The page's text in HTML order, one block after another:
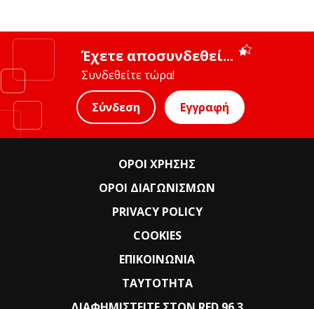
Έχετε αποσυνδεθεί...
Συνδεθείτε τώρα!
Σύνδεση Εγγραφή
ΟΡΟΙ ΧΡΗΣΗΣ
ΟΡΟΙ ΔΙΑΓΩΝΙΣΜΩΝ
PRIVACY POLICY
COOKIES
ΕΠΙΚΟΙΝΩΝΙΑ
ΤΑΥΤΟΤΗΤΑ